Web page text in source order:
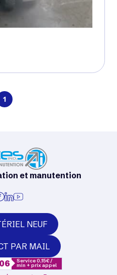
1
et manutention
NEUF
PAR MAIL
Service 0,15€ /
min + prix appel